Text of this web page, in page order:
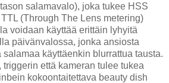
salamavalo), joka tukee HSS
(Through The Lens metering)
voidaan käyttää erittäin lyhyitä
päivänvalossa, jonka ansiosta
käyttäenkin blurrattua tausta.
että kameran tulee tukea
kokoontaitettava beauty dish